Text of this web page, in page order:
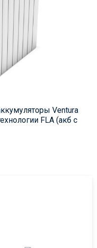
Ventura
FLA (акб с